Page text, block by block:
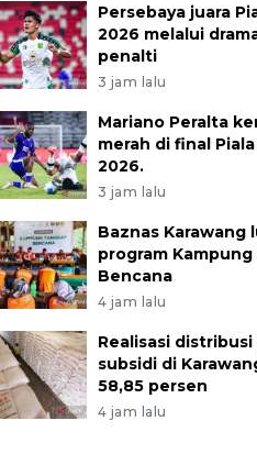
Persebaya juara
2026 melalui
penalti
3 jam lalu
Mariano Peralta
merah di final
2026.
3 jam lalu
Baznas Karawang
program
Bencana
4 jam lalu
Realisasi
subsidi di
58,85 persen
4 jam lalu